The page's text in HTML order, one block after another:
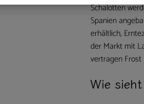
Schalotten
Spanien
erhältlich,
der Markt mit
vertragen Frost
Wie